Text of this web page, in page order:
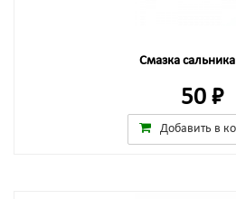
Смазка
50 ₽
Добавить в